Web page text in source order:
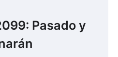
Pasado y